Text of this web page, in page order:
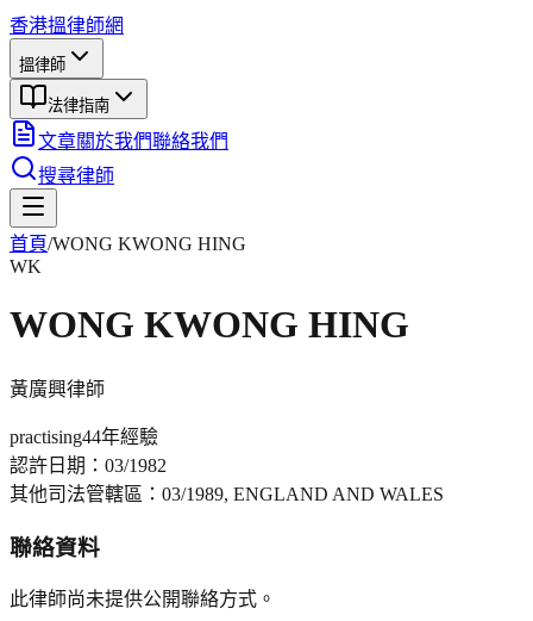
香港搵律師網
搵律師
法律指南
文章關於我們聯絡我們
搜尋律師
首頁/WONG KWONG HING
WK
WONG KWONG HING
黃廣興律師
practising44年經驗
認許日期： 03/1982
其他司法管轄區： 03/1989, ENGLAND AND WALES
聯絡資料
此律師尚未提供公開聯絡方式。